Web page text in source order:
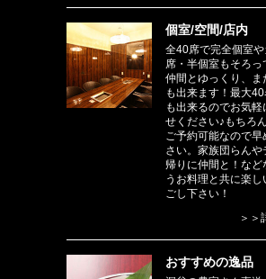
個室/空間/店内
全40席で完全個室
席・半個室もそろっ
仲間とゆっくり、ま
も出来ます！最大
も出来るのでお気
せください♪もちろ
ご予約可能なので
さい。家族団らんや
帰りに仲間と！など
うお料理と共に楽し
ごし下さい！
＞＞
おすすめの逸品